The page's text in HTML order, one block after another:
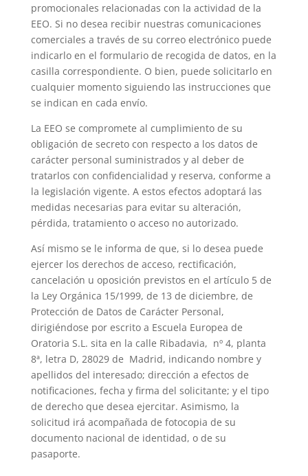
promocionales relacionadas con la actividad de la
EEO. Si no desea recibir nuestras comunicaciones
comerciales a través de su correo electrónico puede
indicarlo en el formulario de recogida de datos, en la
casilla correspondiente. O bien, puede solicitarlo en
cualquier momento siguiendo las instrucciones que
se indican en cada envío.
La EEO se compromete al cumplimiento de su
obligación de secreto con respecto a los datos de
carácter personal suministrados y al deber de
tratarlos con confidencialidad y reserva, conforme a
la legislación vigente. A estos efectos adoptará las
medidas necesarias para evitar su alteración,
pérdida, tratamiento o acceso no autorizado.
Así mismo se le informa de que, si lo desea puede
ejercer los derechos de acceso, rectificación,
cancelación u oposición previstos en el artículo 5 de
la Ley Orgánica 15/1999, de 13 de diciembre, de
Protección de Datos de Carácter Personal,
dirigiéndose por escrito a Escuela Europea de
Oratoria S.L. sita en la calle Ribadavia, nº 4, planta
8ª, letra D, 28029 de Madrid, indicando nombre y
apellidos del interesado; dirección a efectos de
notificaciones, fecha y firma del solicitante; y el tipo
de derecho que desea ejercitar. Asimismo, la
solicitud irá acompañada de fotocopia de su
documento nacional de identidad, o de su
pasaporte.